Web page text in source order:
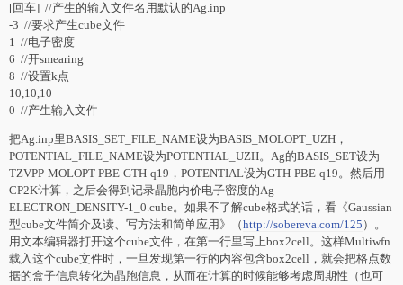
[回车] //产生的输入文件名用默认的Ag.inp
-3 //要求产生cube文件
1 //电子密度
6 //开smearing
8 //设置k点
10,10,10
0 //产生输入文件
把Ag.inp里BASIS_SET_FILE_NAME设为BASIS_MOLOPT_UZH，
POTENTIAL_FILE_NAME设为POTENTIAL_UZH。Ag的BASIS_SET设为
TZVPP-MOLOPT-PBE-GTH-q19，POTENTIAL设为GTH-PBE-q19。然后用
CP2K计算，之后会得到记录晶胞内价电子密度的Ag-
ELECTRON_DENSITY-1_0.cube。如果不了解cube格式的话，看《Gaussian
型cube文件简介及读、写方法和简单应用》（http://sobereva.com/125 ）。
用文本编辑器打开这个cube文件，在第一行里写上box2cell。这样Multiwfn
载入这个cube文件时，一旦发现第一行的内容包含box2cell，就会把格点数
据的盒子信息转化为晶胞信息，从而在计算的时候能够考虑周期性（也可